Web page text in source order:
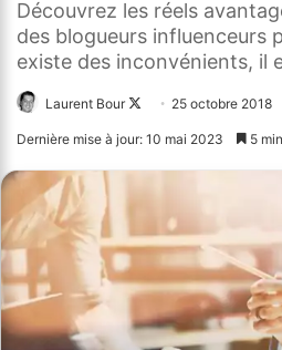
Découvrez les réels
des blogueurs influenceurs
existe des inconvénients, il
Laurent Bour
Follow25 octobre 2018
Dernière mise à jour: 10 mai 2023 5